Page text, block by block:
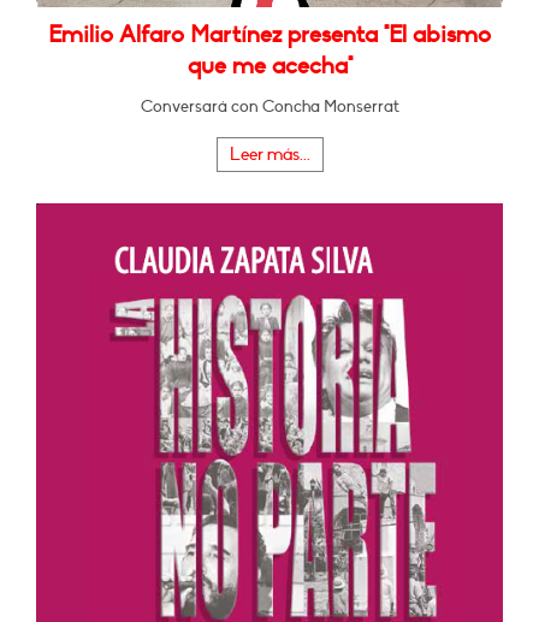
Emilio Alfaro Martínez presenta "El abismo
que me acecha"
Conversará con Concha Monserrat
Leer más...